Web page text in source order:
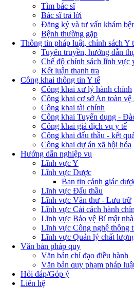
Tìm bác sĩ
Bác sĩ trả lời
Đăng ký và tư vấn khám
Bệnh thường gặp
Thông tin pháp luật, chính sách Y
Tuyên truyền, hướng dẫn
Chế độ chính sách lĩnh vực
Kết luận thanh tra
Công khai thông tin Y tế
Công khai xư lý hành chính
Công khai cơ sở An toàn vệ
Công khai tài chính
Công khai Tuyển dụng -
Công khai giá dịch vụ y tế
Công khai đấu thầu - kết
Công khai dự án xã hội hóa
Hướng dẫn nghiệp vụ
Lĩnh vực Y
Lĩnh vực Dược
Ban tin cảnh giác
Lĩnh vực Đấu thầu
Lĩnh vực Văn thư - Lưu trữ
Lĩnh vực Cải cách hành
Lĩnh vực Bảo vệ Bí mật
Lĩnh vực Công nghệ thông
Lĩnh vực Quản lý chất
Văn bản pháp quy
Văn bản chỉ đạo điều hành
Văn bản quy phạm pháp
Hỏi đáp/Góp ý
Liên hệ